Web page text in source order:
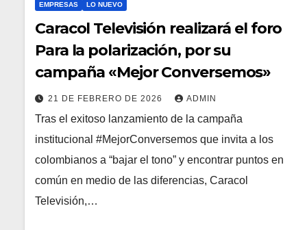
EMPRESAS LO NUEVO
Caracol Televisión realizará el foro
Para la polarización, por su
campaña «Mejor Conversemos»
21 DE FEBRERO DE 2026 ADMIN
Tras el exitoso lanzamiento de la campaña
institucional #MejorConversemos que invita a los
colombianos a “bajar el tono” y encontrar puntos en
común en medio de las diferencias, Caracol
Televisión,…